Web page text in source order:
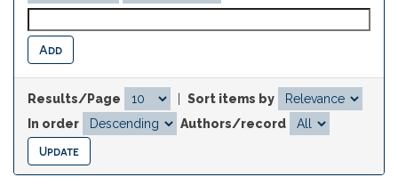
Results/Page
Sort items by
In order
Authors/record